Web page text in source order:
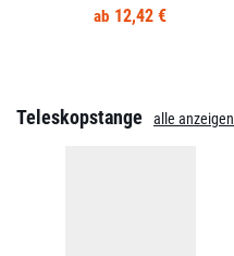
12,42 €
Teleskopstange alle anzeigen